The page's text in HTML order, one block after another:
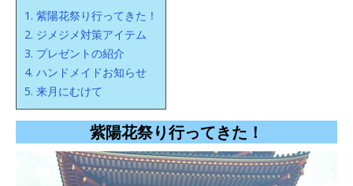
1. 紫陽花祭り行ってきた！
2. ジメジメ対策アイテム
3. プレゼントの紹介
4. ハンドメイドお知らせ
5. 来月にむけて
紫陽花祭り行ってきた！